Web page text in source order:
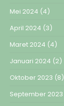
Mei 2024 (4)
April 2024 (3)
Maret 2024 (4)
Januari 2024 (2)
Oktober 2023 (8)
September 2023